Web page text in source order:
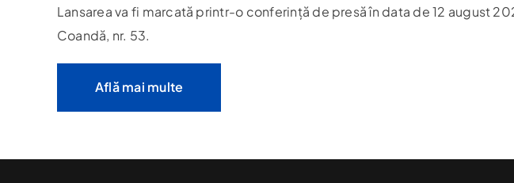
Lansarea va fi marcată printr-o conferință de presă în data de 12 august
Coandă, nr. 53.
Află mai multe